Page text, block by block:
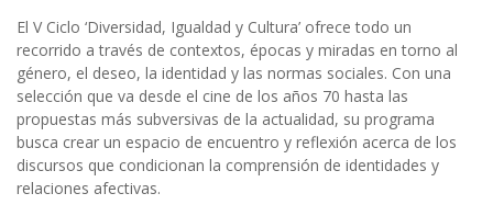
El V Ciclo ‘Diversidad, Igualdad y Cultura’ ofrece todo un
recorrido a través de contextos, épocas y miradas en torno al
género, el deseo, la identidad y las normas sociales. Con una
selección que va desde el cine de los años 70 hasta las
propuestas más subversivas de la actualidad, su programa
busca crear un espacio de encuentro y reflexión acerca de los
discursos que condicionan la comprensión de identidades y
relaciones afectivas.